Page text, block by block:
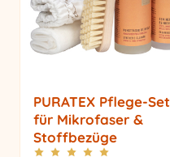
PURATEX Pflege-Set
für Mikrofaser &
Stoffbezüge